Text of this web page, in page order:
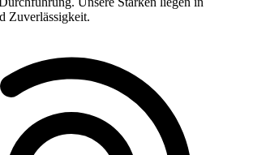
Zuverlässigkeit.